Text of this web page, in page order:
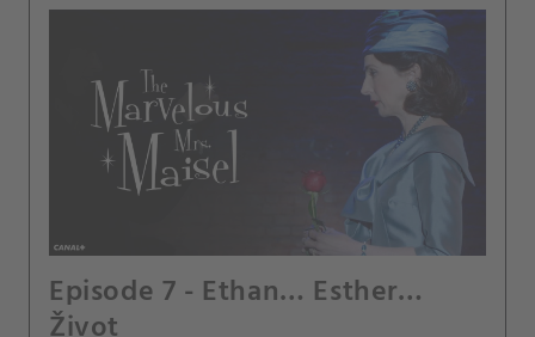
Episode 7 - Ethan… Esther…